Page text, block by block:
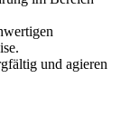
und agieren